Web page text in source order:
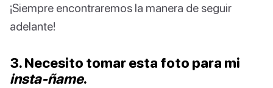
¡Siempre encontraremos la manera de seguir
adelante!
3. Necesito tomar esta foto para mi
insta-ñame.